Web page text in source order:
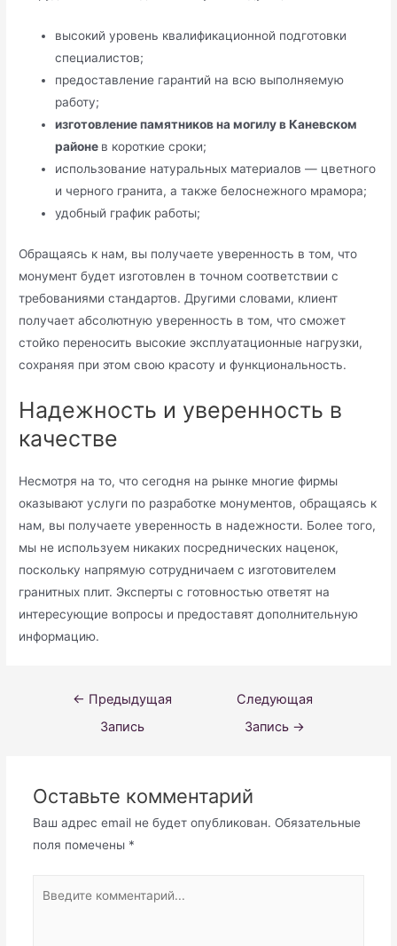
высокий уровень квалификационной подготовки
специалистов;
предоставление гарантий на всю выполняемую
работу;
изготовление памятников на могилу в Каневском
районе в короткие сроки;
использование натуральных материалов — цветного
и черного гранита, а также белоснежного мрамора;
удобный график работы;
Обращаясь к нам, вы получаете уверенность в том, что
монумент будет изготовлен в точном соответствии с
требованиями стандартов. Другими словами, клиент
получает абсолютную уверенность в том, что сможет
стойко переносить высокие эксплуатационные нагрузки,
сохраняя при этом свою красоту и функциональность.
Надежность и уверенность в
качестве
Несмотря на то, что сегодня на рынке многие фирмы
оказывают услуги по разработке монументов, обращаясь к
нам, вы получаете уверенность в надежности. Более того,
мы не используем никаких посреднических наценок,
поскольку напрямую сотрудничаем с изготовителем
гранитных плит. Эксперты с готовностью ответят на
интересующие вопросы и предоставят дополнительную
информацию.
Навигация
← Предыдущая
Запись
Следующая
Запись →
Оставьте комментарий
Ваш адрес email не будет опубликован. Обязательные
поля помечены *